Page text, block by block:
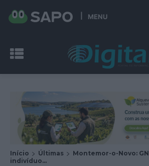
MENU
Início Últimas
Montemor-o-Novo:
indivíduo...